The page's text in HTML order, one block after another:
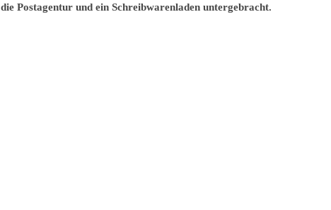
die Postagentur und ein Schreibwarenladen untergebracht.